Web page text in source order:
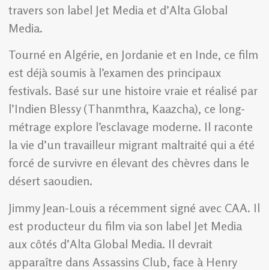
travers son label Jet Media et d’Alta Global
Media.
Tourné en Algérie, en Jordanie et en Inde, ce film
est déjà soumis à l’examen des principaux
festivals. Basé sur une histoire vraie et réalisé par
l’Indien Blessy (Thanmthra, Kaazcha), ce long-
métrage explore l’esclavage moderne. Il raconte
la vie d’un travailleur migrant maltraité qui a été
forcé de survivre en élevant des chèvres dans le
désert saoudien.
Jimmy Jean-Louis a récemment signé avec CAA. Il
est producteur du film via son label Jet Media
aux côtés d’Alta Global Media. Il devrait
apparaître dans Assassins Club, face à Henry